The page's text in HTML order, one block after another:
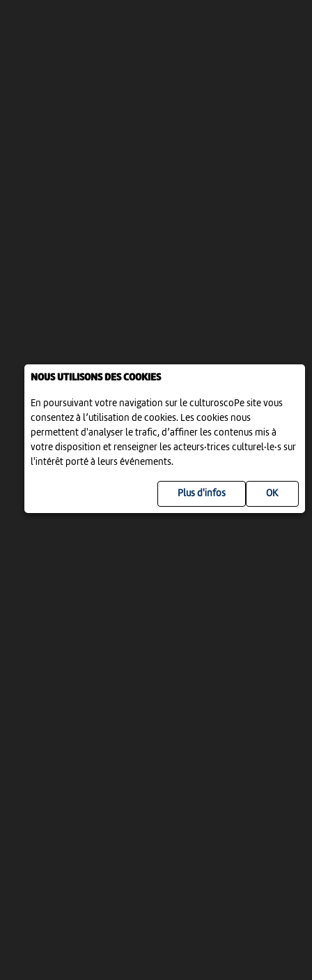
NOUS UTILISONS DES COOKIES
En poursuivant votre navigation sur le culturoscoPe site vous
consentez à l’utilisation de cookies. Les cookies nous
permettent d'analyser le trafic, d’affiner les contenus mis à
votre disposition et renseigner les acteurs·trices culturel·le·s sur
l'intérêt porté à leurs événements.
Plus d'infos